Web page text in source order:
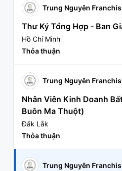
Trung Nguyên
Thư Ký Tổng Hợp - Ban
Hồ Chí Minh
Thỏa thuận
Trung Nguyên
Nhân Viên Kinh Doanh
Buôn Ma Thuột)
Đắk Lắk
Thỏa thuận
Trung Nguyên